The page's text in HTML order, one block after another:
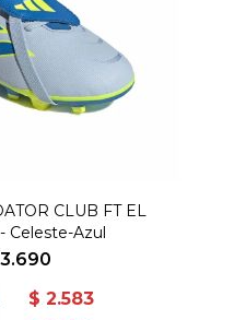
CLUB FT EL
Celeste-Azul
3.690
$ 2.583